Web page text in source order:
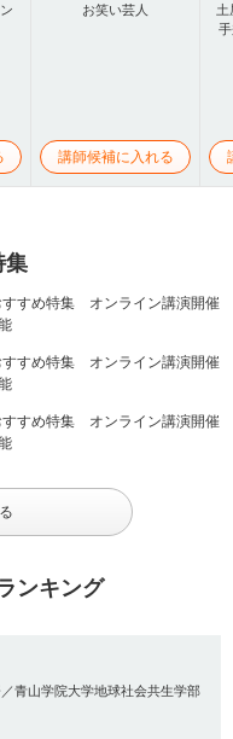
お笑い芸人
講師候補に入れる
土
集
ンキング
青山学院大学地球社会共生学部